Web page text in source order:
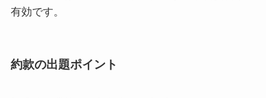
有効です。
約款の出題ポイント